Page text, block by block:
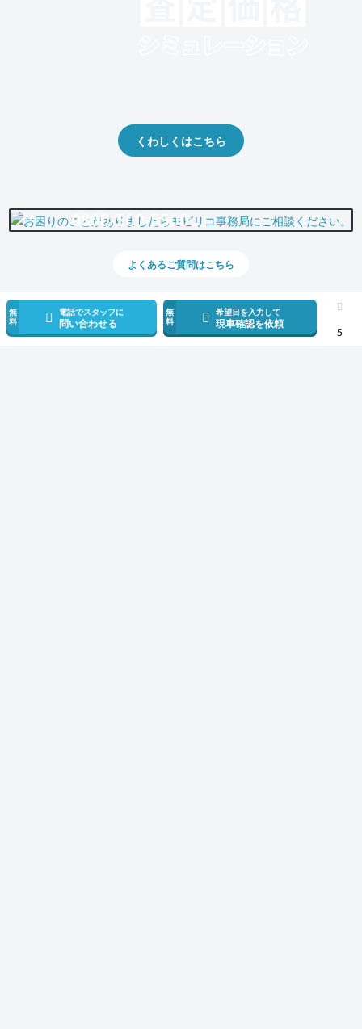
無
料
電話でスタッフに
問い合わせる
無
料
希望日を入力して
現車確認を依頼
5
くわしくはこちら
0800-500-5500
よくあるご質問はこちら